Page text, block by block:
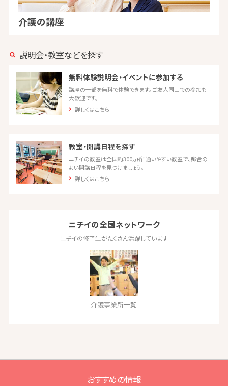
介護の講座
説明会・教室などを探す
無料体験説明会・イベントに参加する
講座の一部を無料で体験できます。ご友人同士での参加も
大歓迎です。
詳しくはこちら
教室・開講日程を探す
ニチイの教室は全国約300ヵ所！通いやすい教室で、都合の
よい開講日程を見つけましょう。
詳しくはこちら
ニチイの全国ネットワーク
ニチイの修了生がたくさん活躍しています
介護事業所一覧
おすすめの情報